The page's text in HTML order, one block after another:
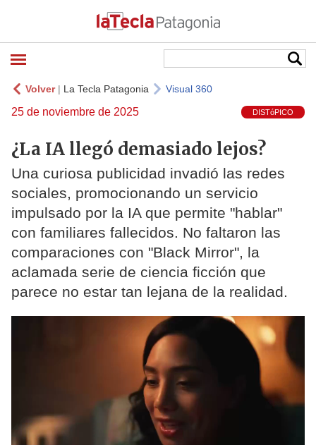
Volver| La Tecla Patagonia Visual 360
25 de noviembre de 2025 DISTóPICO
¿La IA llegó demasiado lejos?
Una curiosa publicidad invadió las redes
sociales, promocionando un servicio
impulsado por la IA que permite "hablar"
con familiares fallecidos. No faltaron las
comparaciones con "Black Mirror", la
aclamada serie de ciencia ficción que
parece no estar tan lejana de la realidad.